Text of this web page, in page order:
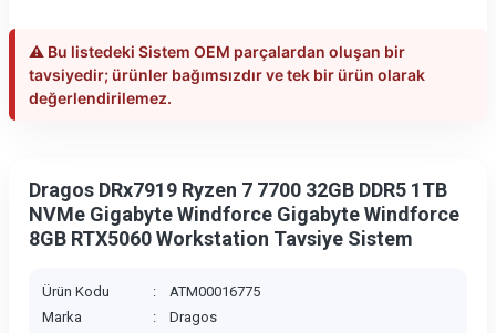
⚠️ Bu listedeki Sistem OEM parçalardan oluşan bir
tavsiyedir; ürünler bağımsızdır ve tek bir ürün olarak
değerlendirilemez.
Dragos DRx7919 Ryzen 7 7700 32GB DDR5 1TB
NVMe Gigabyte Windforce Gigabyte Windforce
8GB RTX5060 Workstation Tavsiye Sistem
Ürün Kodu :
ATM00016775
Marka
:
Dragos